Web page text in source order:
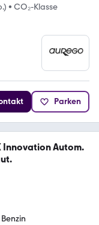
• CO₂-Klasse
Parken
Innovation Autom.
Benzin